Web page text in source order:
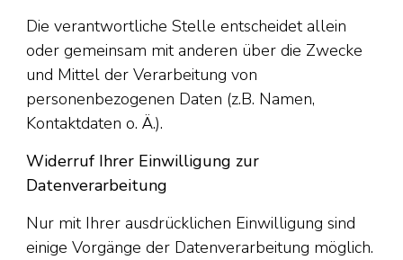
Die verantwortliche Stelle entscheidet allein
oder gemeinsam mit anderen über die Zwecke
und Mittel der Verarbeitung von
personenbezogenen Daten (z.B. Namen,
Kontaktdaten o. Ä.).
Widerruf Ihrer Einwilligung zur
Datenverarbeitung
Nur mit Ihrer ausdrücklichen Einwilligung sind
einige Vorgänge der Datenverarbeitung möglich.